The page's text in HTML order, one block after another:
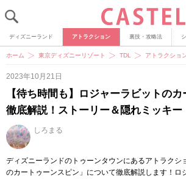
ディズニーランド アトラクション 裏技・攻略法
ホーム 東京ディズニーリゾート TDL アトラクショ
2023年10月21日
【待ち時間も】ロジャーラビットの
徹底解説！ストーリー＆隠れミッキー
しろまる
ディズニーランドのトゥーンタウンにあるアトラクシ
のカートゥーンスピン」について徹底解説します！ロ